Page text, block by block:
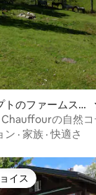
つ星の平均評
トのファームステ
の自然コ
ン · 家族 ·快適さ
イス
イス